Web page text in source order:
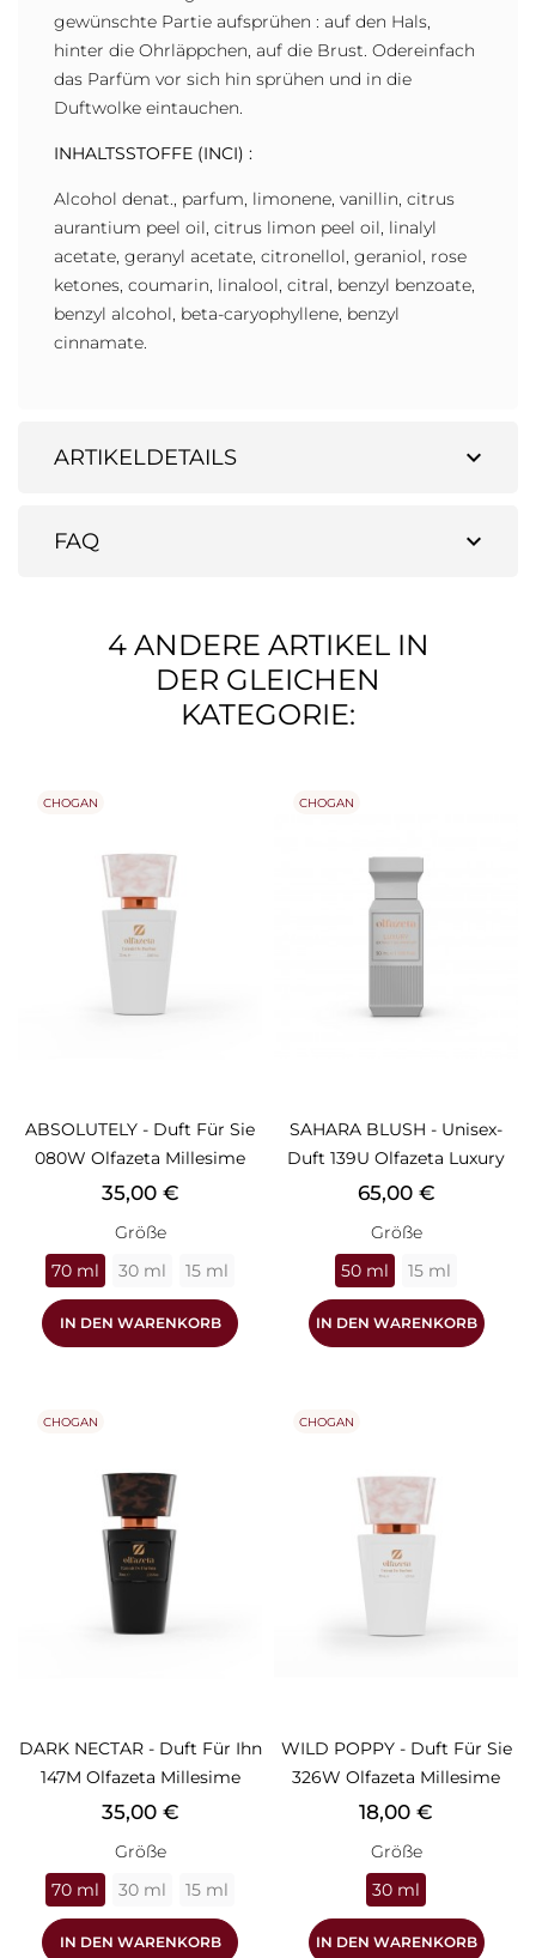
gewünschte Partie aufsprühen : auf den Hals,
hinter die Ohrläppchen, auf die Brust. Odereinfach
das Parfüm vor sich hin sprühen und in die
Duftwolke eintauchen.
INHALTSSTOFFE (INCI) :
Alcohol denat., parfum, limonene, vanillin, citrus
aurantium peel oil, citrus limon peel oil, linalyl
acetate, geranyl acetate, citronellol, geraniol, rose
ketones, coumarin, linalool, citral, benzyl benzoate,
benzyl alcohol, beta-caryophyllene, benzyl
cinnamate.
expand_more
ARTIKELDETAILS
expand_more
FAQ
4 ANDERE ARTIKEL IN
DER GLEICHEN
KATEGORIE:
ABSOLUTELY - Duft Für Sie
080W Olfazeta Millesime
Preis
35,00 €
Größe
70 ml
30 ml 15 ml
IN DEN WARENKORB
CHOGAN
SAHARA BLUSH - Unisex-
Duft 139U Olfazeta Luxury
Preis
65,00 €
Größe
50 ml
15 ml
IN DEN WARENKORB
CHOGAN
DARK NECTAR - Duft Für Ihn
147M Olfazeta Millesime
Preis
35,00 €
Größe
70 ml
30 ml 15 ml
IN DEN WARENKORB
CHOGAN
WILD POPPY - Duft Für Sie
326W Olfazeta Millesime
Preis
18,00 €
Größe
30 ml
IN DEN WARENKORB
CHOGAN